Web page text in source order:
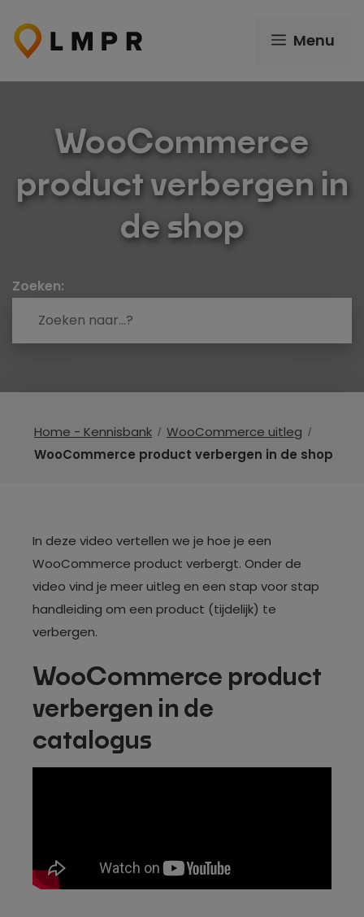
naar
inhoud
Menu
WooCommerce
product verbergen in
de shop
Zoeken:
Home - Kennisbank
WooCommerce uitleg
WooCommerce product verbergen in de shop
In deze video vertellen we je hoe je een
WooCommerce product verbergt. Onder de
video vind je meer uitleg en een stap voor stap
handleiding om een product (tijdelijk) te
verbergen.
WooCommerce product
verbergen in de
catalogus